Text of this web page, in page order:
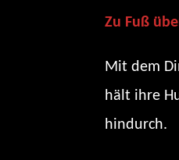
Zu Fuß
Mit dem
hält ihre
hindurch.